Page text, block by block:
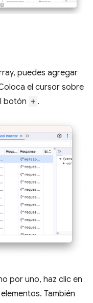
puedes agregar
el cursor sobre
botón + .
por uno, haz clic en
También